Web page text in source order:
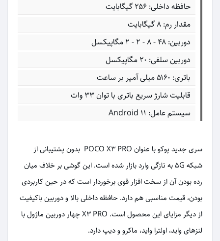
حافظه داخلی: ۲۵۶ گیگابایت
مقدار رم: ۸ گیگابایت
دوربین: ۴۸ - ۸ - ۲ - ۲ مگاپیکسل
دوربین سلفی: ۲۰ مگاپیکسل
باتری: ۵۱۶۰ میلی آمپر بر ساعت
قابلیت شارژ سریع باتری با توان ۳۳ وات
سیستم عامل: Android 11
سری جدید پوکو با عنوان POCO X3 PRO بدون پشتیبانی از
شبکه 5G به تازگی وارد بازار شده است. این گوشی بر خلاف میان
رده بودن آن از سخت افزار قوی برخوردار است که در حین کاربردی
بودن، قیمت مناسبی هم دارد. حافظه داخلی بالا و دوربین باکیفیت
از دیگر مزایای این محصول است. X3 PRO چهار دوربین ماژول با
لنزهای واید، اولترا واید، ماکرو و دیپ دارد.